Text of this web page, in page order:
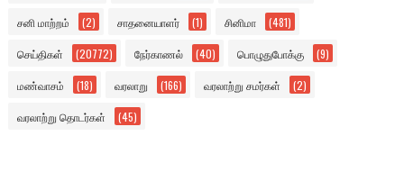
சனி மாற்றம் (2) சாதனையாளர் (1) சினிமா (481)
செய்திகள் (20772) நேர்காணல் (40) பொழுதுபோக்கு (9)
மண்வாசம் (18) வரலாறு (166) வரலாற்று சமர்கள் (2)
வரலாற்று தொடர்கள் (45)